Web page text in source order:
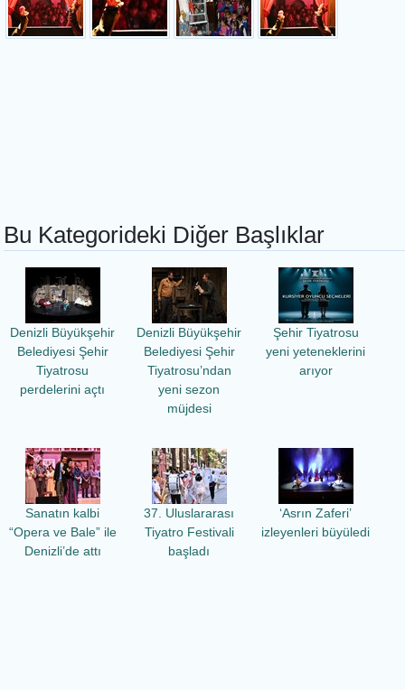
Bu Kategorideki Diğer Başlıklar
Denizli Büyükşehir
Belediyesi Şehir
Tiyatrosu
perdelerini açtı
Denizli Büyükşehir
Belediyesi Şehir
Tiyatrosu’ndan
yeni sezon
müjdesi
Şehir Tiyatrosu
yeni yeteneklerini
arıyor
Sanatın kalbi
“Opera ve Bale” ile
Denizli’de attı
37. Uluslararası
Tiyatro Festivali
başladı
‘Asrın Zaferi’
izleyenleri büyüledi